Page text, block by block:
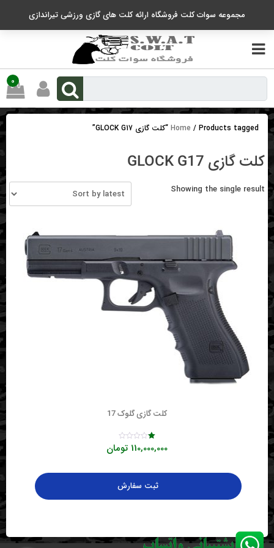
محتوا
مجموعه سوات کلت فروشگاه ارائه کلت های گازی ورزشی تیراندازی
0
Home / Products tagged “کلت گازی GLOCK G17”
کلت گازی GLOCK G17
Showing the single result
کلت گازی گلوک 17
1.00
5
110,000,000 تومان
ثبت سفارش